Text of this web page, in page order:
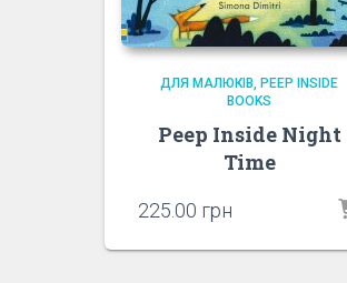
ДЛЯ МАЛЮКІВ
PEEP INSIDE
BOOKS
Peep Inside Night
Time
225.00 грн